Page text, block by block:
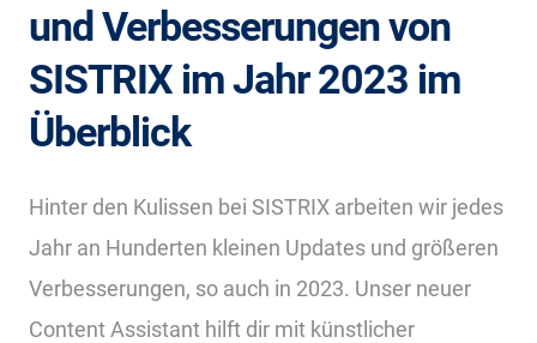
und Verbesserungen von
SISTRIX im Jahr 2023 im
Überblick
Hinter den Kulissen bei SISTRIX arbeiten wir jedes
Jahr an Hunderten kleinen Updates und größeren
Verbesserungen, so auch in 2023. Unser neuer
Content Assistant hilft dir mit künstlicher